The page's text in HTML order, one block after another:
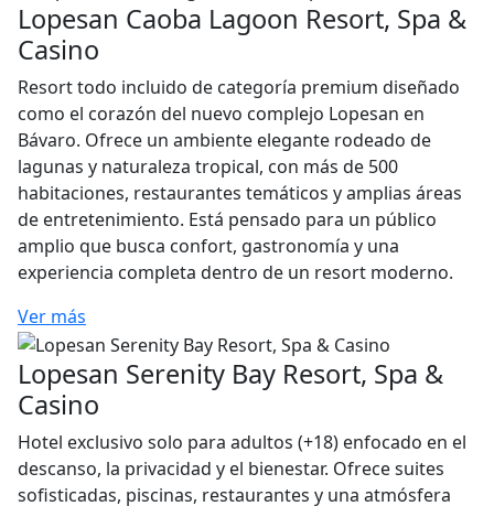
Lopesan Caoba Lagoon Resort, Spa &
Casino
Resort todo incluido de categoría premium diseñado
como el corazón del nuevo complejo Lopesan en
Bávaro. Ofrece un ambiente elegante rodeado de
lagunas y naturaleza tropical, con más de 500
habitaciones, restaurantes temáticos y amplias áreas
de entretenimiento. Está pensado para un público
amplio que busca confort, gastronomía y una
experiencia completa dentro de un resort moderno.
Ver más
Lopesan Serenity Bay Resort, Spa &
Casino
Hotel exclusivo solo para adultos (+18) enfocado en el
descanso, la privacidad y el bienestar. Ofrece suites
sofisticadas, piscinas, restaurantes y una atmósfera